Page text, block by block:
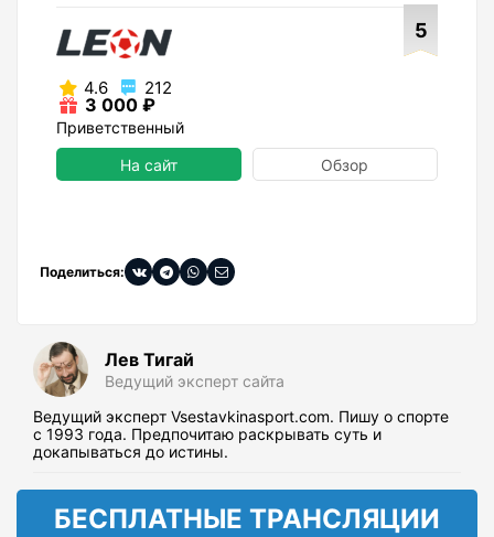
5
4.6 212
3 000 ₽
Приветственный
На сайт
Обзор
Поделиться:
Лев Тигай
Ведущий эксперт сайта
Ведущий эксперт Vsestavkinasport.com. Пишу о спорте
с 1993 года. Предпочитаю раскрывать суть и
докапываться до истины.
БЕСПЛАТНЫЕ ТРАНСЛЯЦИИ